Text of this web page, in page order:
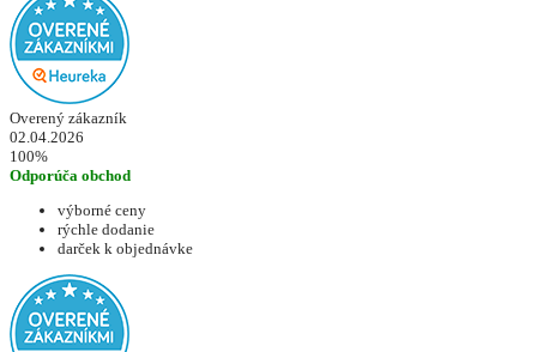
Overený zákazník
02.04.2026
100%
Odporúča obchod
výborné ceny
rýchle dodanie
darček k objednávke